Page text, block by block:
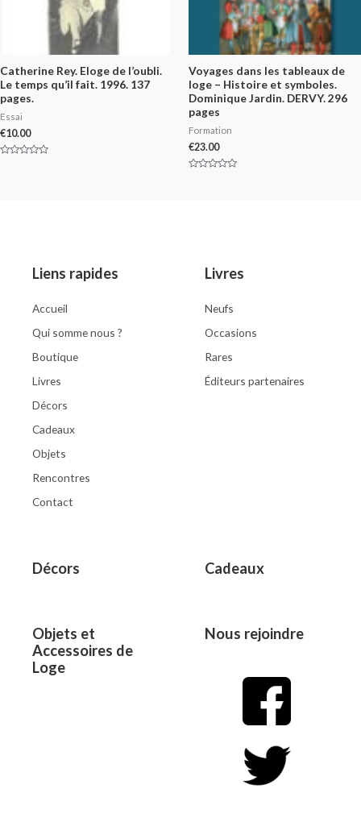
Catherine Rey. Eloge de l’oubli.
Le temps qu’il fait. 1996. 137
pages.
Essai
€10.00
Voyages dans les tableaux de
loge – Histoire et symboles.
Dominique Jardin. DERVY. 296
pages
Formation
€23.00
Liens rapides
Accueil
Qui somme nous ?
Boutique
Livres
Décors
Cadeaux
Objets
Rencontres
Contact
Livres
Neufs
Occasions
Rares
Éditeurs partenaires
Décors Cadeaux
Objets et
Accessoires de
Loge
Nous rejoindre